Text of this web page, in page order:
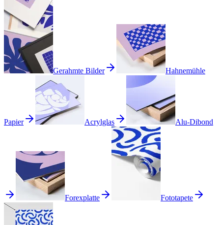
Gerahmte Bilder Hahnemühle
Papier Acrylglas Alu-Dibond
Forexplatte Fototapete